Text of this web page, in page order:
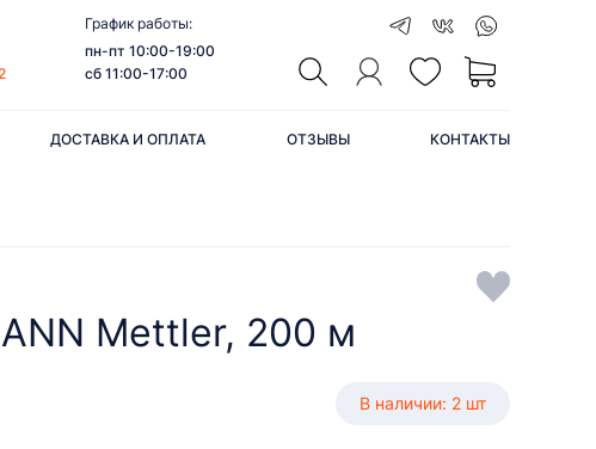
График работы:
пн-пт 10:00-19:00
сб 11:00-17:00
ДОСТАВКА И ОПЛАТА ОТЗЫВЫ КОНТАКТЫ
Mettler, 200 м
В наличии: 2 шт